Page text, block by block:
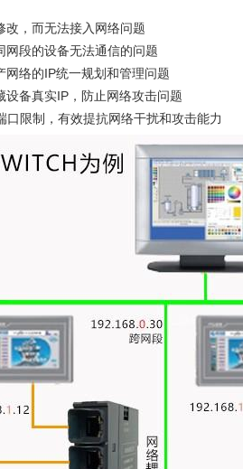
改，而无法接入网络问题
网段的设备无法通信的问题
网络的IP统一规划和管理问题
设备真实IP，防止网络攻击问题
口限制，有效提抗网络干扰和攻击能力